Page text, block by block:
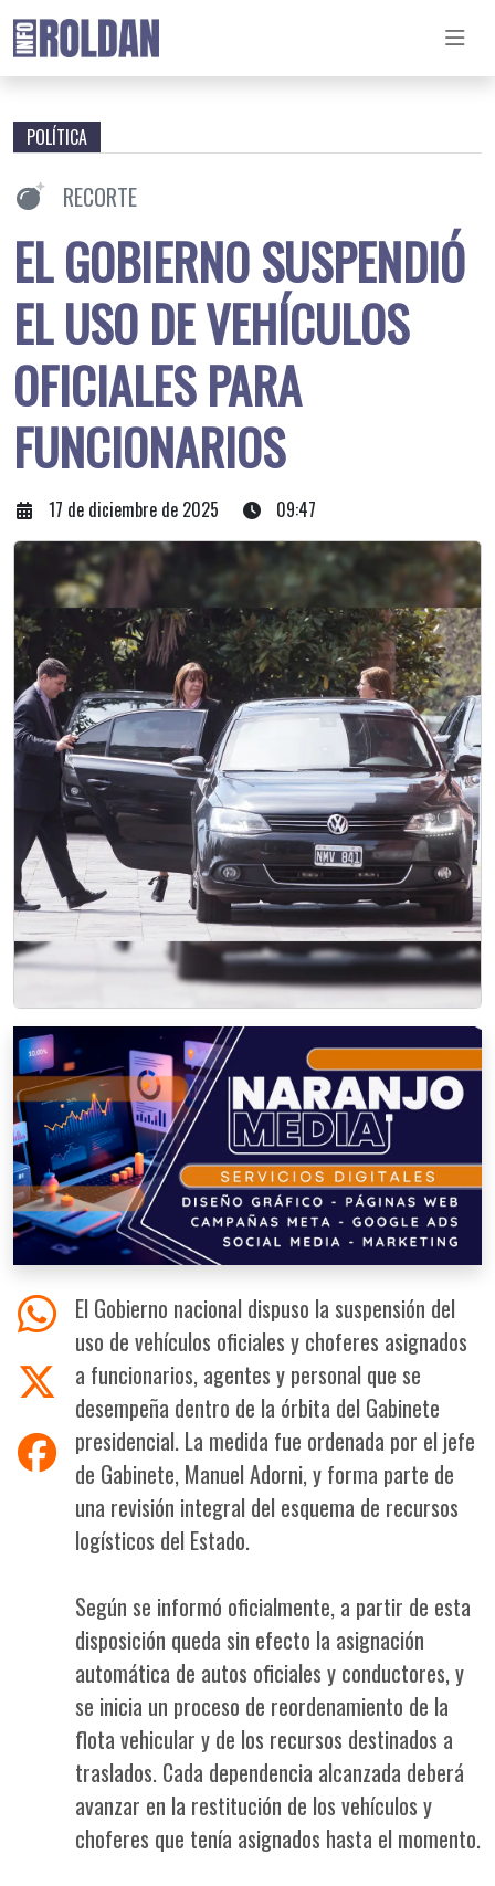
POLÍTICA
RECORTE
EL GOBIERNO SUSPENDIÓ
EL USO DE VEHÍCULOS
OFICIALES PARA
FUNCIONARIOS
17 de diciembre de 2025 09:47
El Gobierno nacional dispuso la suspensión del
uso de vehículos oficiales y choferes asignados
a funcionarios, agentes y personal que se
desempeña dentro de la órbita del Gabinete
presidencial. La medida fue ordenada por el jefe
de Gabinete, Manuel Adorni, y forma parte de
una revisión integral del esquema de recursos
logísticos del Estado.
Según se informó oficialmente, a partir de esta
disposición queda sin efecto la asignación
automática de autos oficiales y conductores, y
se inicia un proceso de reordenamiento de la
flota vehicular y de los recursos destinados a
traslados. Cada dependencia alcanzada deberá
avanzar en la restitución de los vehículos y
choferes que tenía asignados hasta el momento.